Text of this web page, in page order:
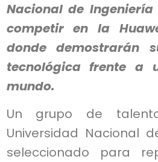
Nacional de
competir en la
donde demostrarán
tecnológica frente a
mundo.
Un grupo de
Universidad Nacional
seleccionado para